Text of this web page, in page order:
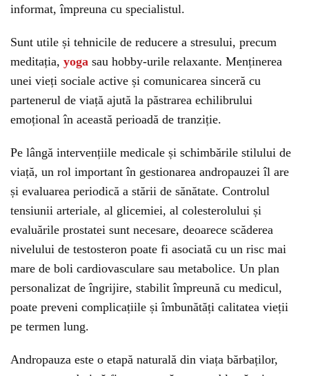
informat, împreuna cu specialistul.
Sunt utile și tehnicile de reducere a stresului, precum
meditația, yoga sau hobby-urile relaxante. Menținerea
unei vieți sociale active și comunicarea sinceră cu
partenerul de viață ajută la păstrarea echilibrului
emoțional în această perioadă de tranziție.
Pe lângă intervențiile medicale și schimbările stilului de
viață, un rol important în gestionarea andropauzei îl are
și evaluarea periodică a stării de sănătate. Controlul
tensiunii arteriale, al glicemiei, al colesterolului și
evaluările prostatei sunt necesare, deoarece scăderea
nivelului de testosteron poate fi asociată cu un risc mai
mare de boli cardiovasculare sau metabolice. Un plan
personalizat de îngrijire, stabilit împreună cu medicul,
poate preveni complicațiile și îmbunătăți calitatea vieții
pe termen lung.
Andropauza este o etapă naturală din viața bărbaților,